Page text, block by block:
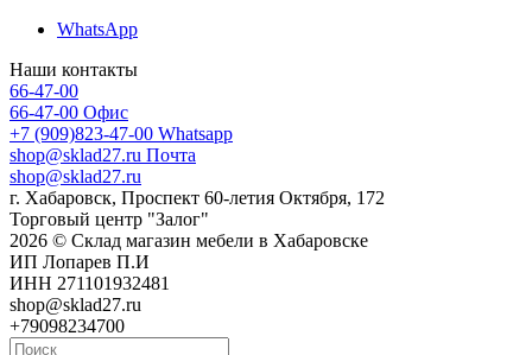
WhatsApp
Наши контакты
66-47-00
66-47-00 Офис
+7 (909)823-47-00 Whatsapp
shop@sklad27.ru Почта
shop@sklad27.ru
г. Хабаровск, Проспект 60-летия Октября, 172
Торговый центр "Залог"
2026 © Склад магазин мебели в Хабаровске
ИП Лопарев П.И
ИНН 271101932481
shop@sklad27.ru
+79098234700